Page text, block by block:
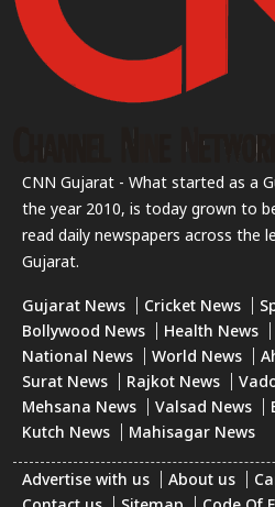
CNN Gujarat - What started as a
the year 2010, is today grown to
read daily newspapers across the
Gujarat.
Gujarat News Cricket News
Bollywood News
Health News
National News
World News
Surat News
Rajkot News
Mehsana News
Valsad News
Kutch News
Mahisagar News
Advertise with us About us